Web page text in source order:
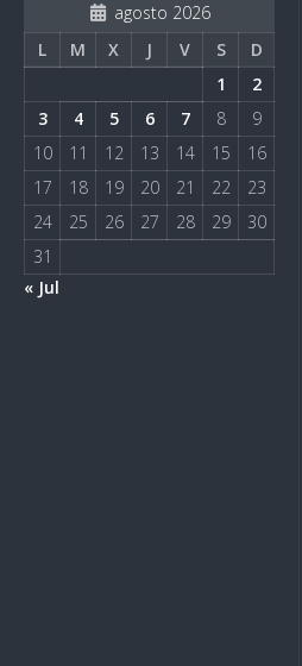
agosto 2026
L
M X J V S
D
1
2
3
4 5 6 7 8
9
10
11 12 13 14 15
16
17
18 19 20 21 22
23
24
25 26 27 28 29
30
31
« Jul